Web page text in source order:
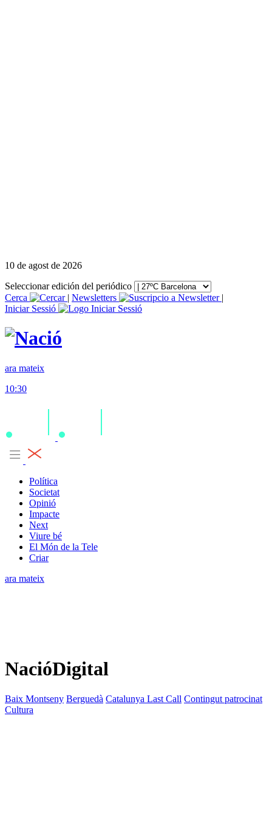
10 de agost de 2026
Seleccionar edición del periódico
Cerca
| Newsletters
|
Iniciar Sessió
ara mateix
10:30
Política
Societat
Opinió
Impacte
Next
Viure bé
El Món de la Tele
Criar
ara mateix
NacióDigital
Baix Montseny Berguedà Catalunya Last Call Contingut patrocinat
Cultura